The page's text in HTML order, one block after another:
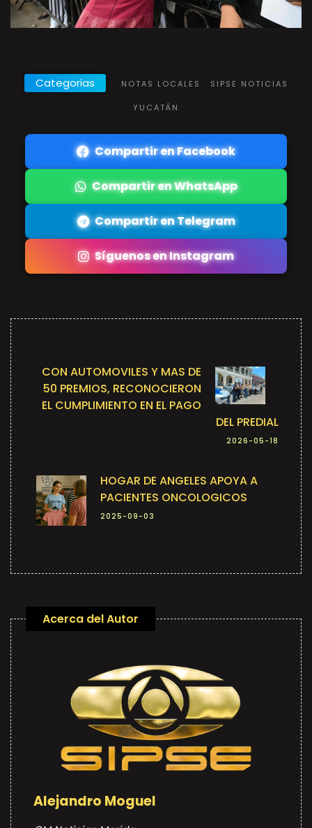
Categorias NOTAS LOCALES SIPSE NOTICIAS
YUCATÁN
Compartir en Facebook
Compartir en WhatsApp
Compartir en Telegram
Síguenos en Instagram
CON AUTOMOVILES Y MAS DE
50 PREMIOS, RECONOCIERON
EL CUMPLIMIENTO EN EL PAGO
DEL PREDIAL
2026-05-18
HOGAR DE ANGELES APOYA A
PACIENTES ONCOLOGICOS
2025-09-03
Acerca del Autor
Alejandro Moguel